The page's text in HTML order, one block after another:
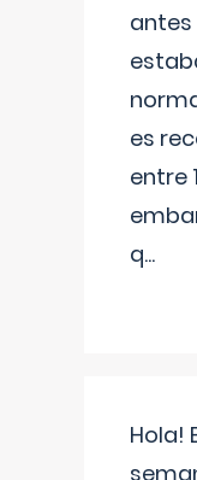
es
entre
q...
Hola!